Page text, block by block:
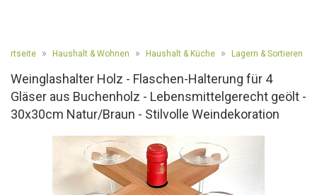
» Haushalt & Wohnen » Haushalt & Küche » Lagern & Sortieren
Weinglashalter Holz - Flaschen-Halterung für 4
Gläser aus Buchenholz - Lebensmittelgerecht geölt -
30x30cm Natur/Braun - Stilvolle Weindekoration